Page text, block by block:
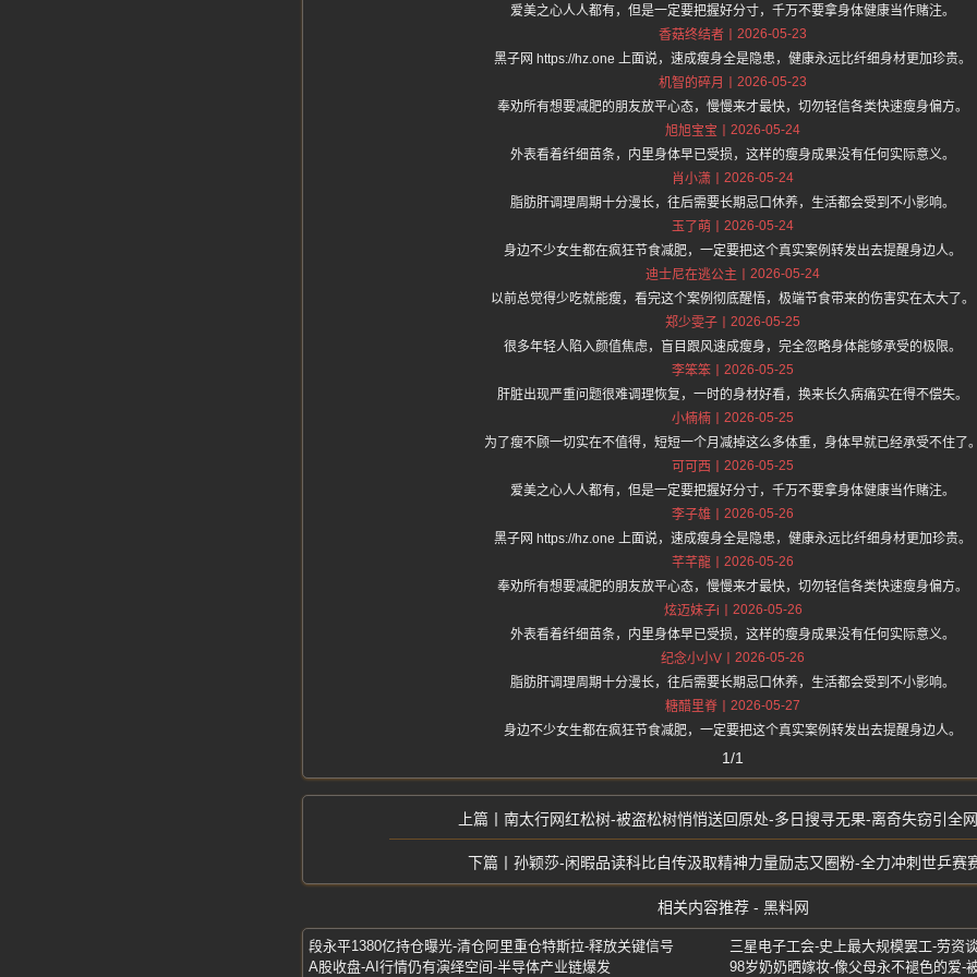
爱美之心人人都有，但是一定要把握好分寸，千万不要拿身体健康当作赌注。
香菇终结者
2026-05-23
黑子网 https://hz.one 上面说，速成瘦身全是隐患，健康永远比纤细身材更加珍贵。
机智的碎月
2026-05-23
奉劝所有想要减肥的朋友放平心态，慢慢来才最快，切勿轻信各类快速瘦身偏方。
旭旭宝宝
2026-05-24
外表看着纤细苗条，内里身体早已受损，这样的瘦身成果没有任何实际意义。
肖小潇
2026-05-24
脂肪肝调理周期十分漫长，往后需要长期忌口休养，生活都会受到不小影响。
玉了萌
2026-05-24
身边不少女生都在疯狂节食减肥，一定要把这个真实案例转发出去提醒身边人。
迪士尼在逃公主
2026-05-24
以前总觉得少吃就能瘦，看完这个案例彻底醒悟，极端节食带来的伤害实在太大了。
郑少雯子
2026-05-25
很多年轻人陷入颜值焦虑，盲目跟风速成瘦身，完全忽略身体能够承受的极限。
李笨笨
2026-05-25
肝脏出现严重问题很难调理恢复，一时的身材好看，换来长久病痛实在得不偿失。
小楠楠
2026-05-25
为了瘦不顾一切实在不值得，短短一个月减掉这么多体重，身体早就已经承受不住了
可可西
2026-05-25
爱美之心人人都有，但是一定要把握好分寸，千万不要拿身体健康当作赌注。
李子雄
2026-05-26
黑子网 https://hz.one 上面说，速成瘦身全是隐患，健康永远比纤细身材更加珍贵。
芊芊龍
2026-05-26
奉劝所有想要减肥的朋友放平心态，慢慢来才最快，切勿轻信各类快速瘦身偏方。
炫迈妹子i
2026-05-26
外表看着纤细苗条，内里身体早已受损，这样的瘦身成果没有任何实际意义。
纪念小小V
2026-05-26
脂肪肝调理周期十分漫长，往后需要长期忌口休养，生活都会受到不小影响。
糖醋里脊
2026-05-27
身边不少女生都在疯狂节食减肥，一定要把这个真实案例转发出去提醒身边人。
1/1
南太行网红松树-被盗松树悄悄送回原处-多日搜寻无果-离奇失窃引全
孙颖莎-闲暇品读科比自传汲取精神力量励志又圈粉-全力冲刺世乒赛
相关内容推荐 - 黑料网
段永平1380亿持仓曝光-清仓阿里重仓特斯拉-释放关键信号
A股收盘-AI行情仍有演绎空间-半导体产业链爆发